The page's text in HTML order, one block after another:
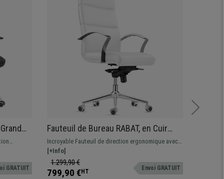
cuir
GRATUIT
Fauteuil de Bureau RABAT, en Cuir
Authentique, Blanc, Dossier
Basculant, Grande Qualité et Design
Incroyable Fauteuil de direction ergonomique avec
dossier basculant. Design et finitions parfaites, luxe
et confort au meilleur prix
[+Info]
1.299,90 €
799,90 €HT Envoi GRATUIT